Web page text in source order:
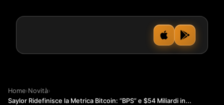
Home›Novità›
Saylor Ridefinisce la Metrica Bitcoin: “BPS” e $54 Miliardi in...